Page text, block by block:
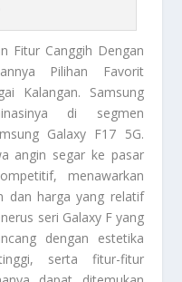
Fitur Canggih Dengan
Pilihan Favorit
Kalangan. Samsung
di segmen
Galaxy F17 5G.
angin segar ke pasar
menawarkan
dan harga yang relatif
seri Galaxy F yang
dengan estetika
serta fitur-fitur